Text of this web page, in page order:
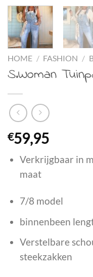
HOME / FASHION /
S.Woman
€59,95
Verkrijgbaar in
maat
7/8 model
binnenbeen
Verstelbare
steekzakken